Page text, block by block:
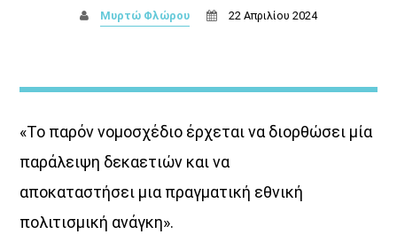
ΜΟΥΣΙΚΗ
Μυρτώ Φλώρου 22 Απριλίου 2024
«Το παρόν νομοσχέδιο έρχεται να διορθώσει μία
παράλειψη δεκαετιών και να
αποκαταστήσει μια πραγματική εθνική
πολιτισμική ανάγκη».